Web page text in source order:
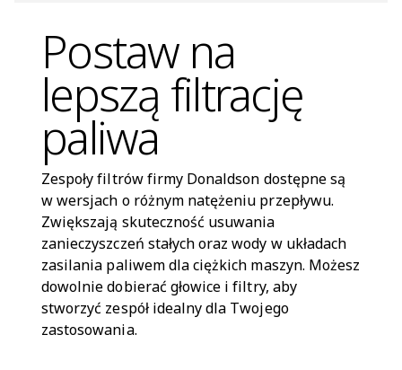
Postaw na
lepszą filtrację
paliwa
Zespoły filtrów firmy Donaldson dostępne są
w wersjach o różnym natężeniu przepływu.
Zwiększają skuteczność usuwania
zanieczyszczeń stałych oraz wody w układach
zasilania paliwem dla ciężkich maszyn. Możesz
dowolnie dobierać głowice i filtry, aby
stworzyć zespół idealny dla Twojego
zastosowania.